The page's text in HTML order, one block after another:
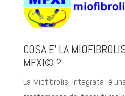
COSA E’ LA
MFXI© ?
La Miofibrolisi Integrata, è